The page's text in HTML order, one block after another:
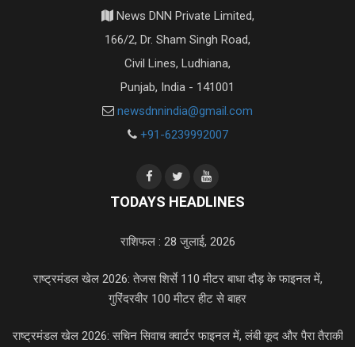
News DNN Private Limited,
166/2, Dr. Sham Singh Road,
Civil Lines, Ludhiana,
Punjab, India - 141001
newsdnnindia@gmail.com
+91-6239992007
TODAYS HEADLINES
राशिफल : 28 जुलाई, 2026
राष्ट्रमंडल खेल 2026: तेजस शिर्से 110 मीटर बाधा दौड़ के फाइनल में,
गुरिंदरवीर 100 मीटर हीट से बाहर
राष्ट्रमंडल खेल 2026: सचिन सिवाच क्वार्टर फाइनल में, लंबी कूद और पैरा तैराकी